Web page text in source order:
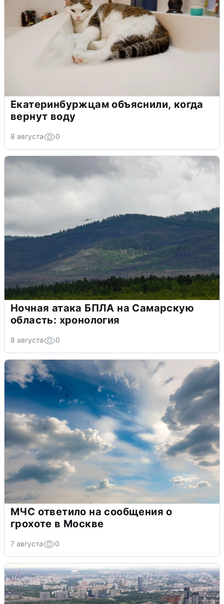
Екатеринбуржцам объяснили, когда
вернут воду
8 августа 0
Ночная атака БПЛА на Самарскую
область: хронология
8 августа 0
МЧС ответило на сообщения о
грохоте в Москве
7 августа 0